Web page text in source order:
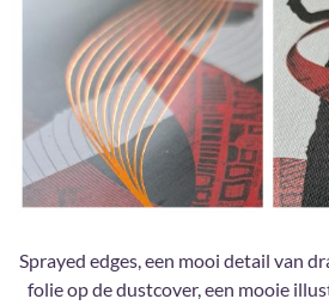
Sprayed edges, een mooi detail van
folie op de dustcover, een mooie